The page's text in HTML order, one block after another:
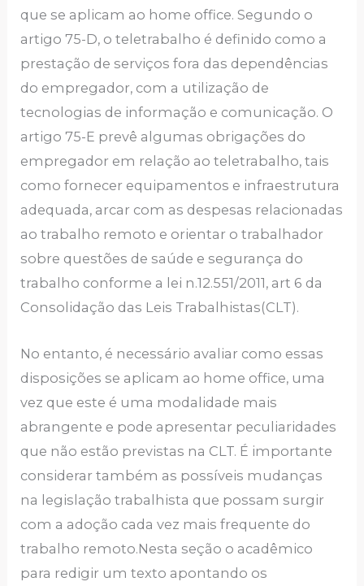
que se aplicam ao home office. Segundo o
artigo 75-D, o teletrabalho é definido como a
prestação de serviços fora das dependências
do empregador, com a utilização de
tecnologias de informação e comunicação. O
artigo 75-E prevê algumas obrigações do
empregador em relação ao teletrabalho, tais
como fornecer equipamentos e infraestrutura
adequada, arcar com as despesas relacionadas
ao trabalho remoto e orientar o trabalhador
sobre questões de saúde e segurança do
trabalho conforme a lei n.12.551/2011, art 6 da
Consolidação das Leis Trabalhistas(CLT).
No entanto, é necessário avaliar como essas
disposições se aplicam ao home office, uma
vez que este é uma modalidade mais
abrangente e pode apresentar peculiaridades
que não estão previstas na CLT. É importante
considerar também as possíveis mudanças
na legislação trabalhista que possam surgir
com a adoção cada vez mais frequente do
trabalho remoto.Nesta seção o acadêmico
para redigir um texto apontando os